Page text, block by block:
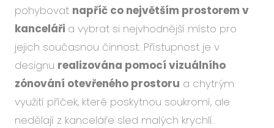
pohybovat napříč co největším prostorem v
kanceláři a vybrat si nejvhodnější místo pro
jejich současnou činnost. Přístupnost je v
designu realizována pomocí vizuálního
zónování otevřeného prostoru a chytrým
využití příček, které poskytnou soukromí, ale
nedělají z kanceláře sled malých krychlí.